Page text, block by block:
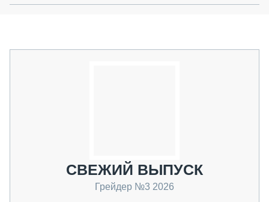
СВЕЖИЙ ВЫПУСК
Грейдер №3 2026